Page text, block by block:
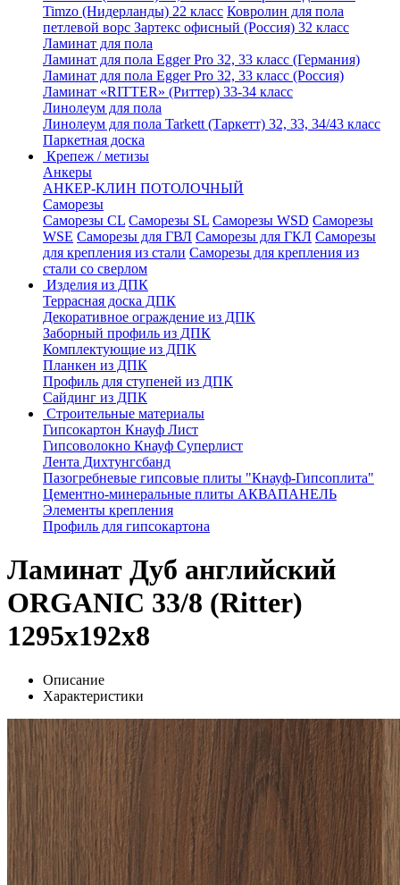
Timzo (Нидерланды) 22 класс Ковролин для пола
петлевой ворс Зартекс офисный (Россия) 32 класс
Ламинат для пола
Ламинат для пола Egger Pro 32, 33 класс (Германия)
Ламинат для пола Egger Pro 32, 33 класс (Россия)
Ламинат «RITTER» (Риттер) 33-34 класс
Линолеум для пола
Линолеум для пола Tarkett (Таркетт) 32, 33, 34/43 класс
Паркетная доска
Крепеж / метизы
Анкеры
АНКЕР-КЛИН ПОТОЛОЧНЫЙ
Саморезы
Саморезы CL Саморезы SL Саморезы WSD Саморезы
WSE Саморезы для ГВЛ Саморезы для ГКЛ Саморезы
для крепления из стали Саморезы для крепления из
стали со сверлом
Изделия из ДПК
Террасная доска ДПК
Декоративное ограждение из ДПК
Заборный профиль из ДПК
Комплектующие из ДПК
Планкен из ДПК
Профиль для ступеней из ДПК
Сайдинг из ДПК
Строительные материалы
Гипсокартон Кнауф Лист
Гипсоволокно Кнауф Суперлист
Лента Дихтунгсбанд
Пазогребневые гипсовые плиты "Кнауф-Гипсоплита"
Цементно-минеральные плиты АКВАПАНЕЛЬ
Элементы крепления
Профиль для гипсокартона
Ламинат Дуб английский
ORGANIC 33/8 (Ritter)
1295х192x8
Описание
Характеристики